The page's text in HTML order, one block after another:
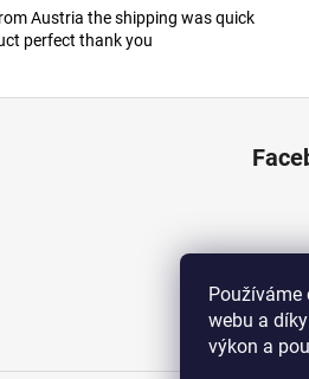
Používáme
webu a
výkon a
Austria the shipping was quick
perfect thank you